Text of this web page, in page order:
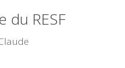
du RESF